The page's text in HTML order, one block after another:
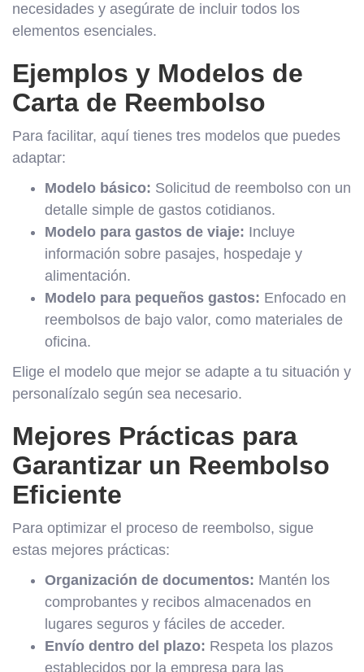
necesidades y asegúrate de incluir todos los
elementos esenciales.
Ejemplos y Modelos de
Carta de Reembolso
Para facilitar, aquí tienes tres modelos que puedes
adaptar:
Modelo básico: Solicitud de reembolso con un
detalle simple de gastos cotidianos.
Modelo para gastos de viaje: Incluye
información sobre pasajes, hospedaje y
alimentación.
Modelo para pequeños gastos: Enfocado en
reembolsos de bajo valor, como materiales de
oficina.
Elige el modelo que mejor se adapte a tu situación y
personalízalo según sea necesario.
Mejores Prácticas para
Garantizar un Reembolso
Eficiente
Para optimizar el proceso de reembolso, sigue
estas mejores prácticas:
Organización de documentos: Mantén los
comprobantes y recibos almacenados en
lugares seguros y fáciles de acceder.
Envío dentro del plazo: Respeta los plazos
establecidos por la empresa para las